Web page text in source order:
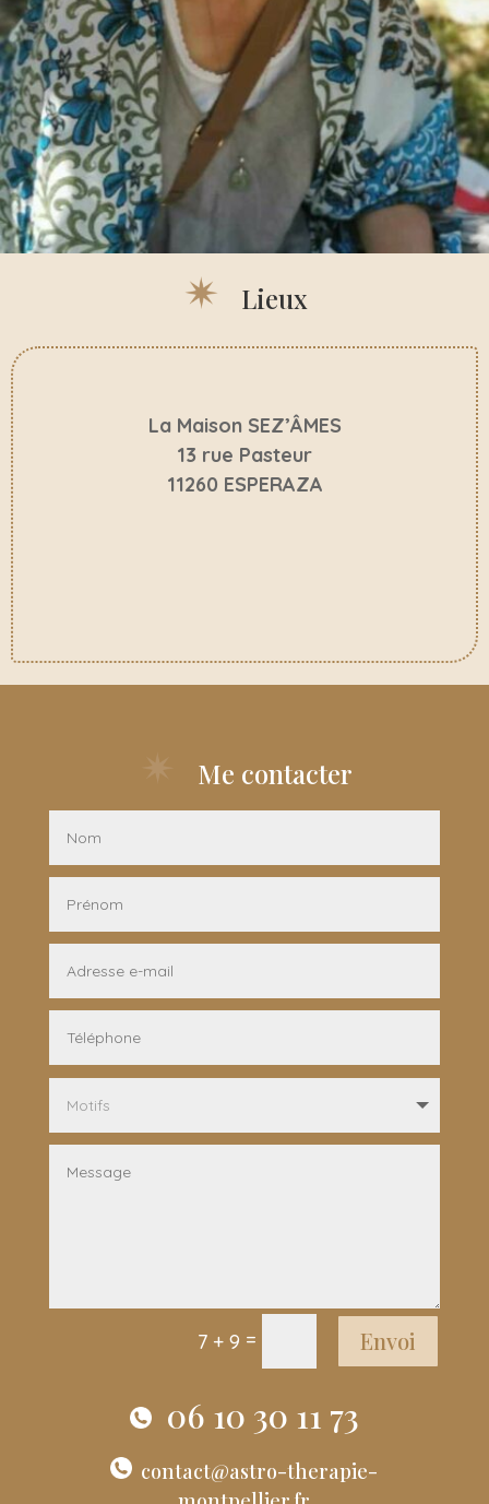
Lieux
La Maison SEZ’ÂMES
13 rue Pasteur
11260 ESPERAZA
Me contacter
7 + 9 = Envoi
06 10 30 11 73
contact@astro-therapie-